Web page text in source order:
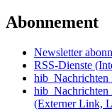
Abonnement
Newsletter
RSS-Dienste
(Externer Link,